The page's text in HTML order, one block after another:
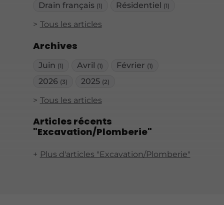
Drain français (1) Résidentiel (1)
Tous les articles
Archives
Juin (1) Avril (1) Février (1)
2026 (3) 2025 (2)
Tous les articles
Articles récents
"Excavation/Plomberie"
Plus d'articles "Excavation/Plomberie"